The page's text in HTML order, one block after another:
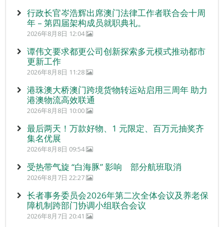
行政长官岑浩辉出席澳门法律工作者联合会十周
年 – 第四届架构成员就职典礼。
2026年8月8日 12:04
谭伟文要求都更公司创新探索多元模式推动都市
更新工作
2026年8月8日 11:28
港珠澳大桥澳门跨境货物转运站启用三周年 助力
港澳物流高效联通
2026年8月8日 10:00
最后两天！万款好物、1 元限定、百万元抽奖齐
集名优展
2026年8月8日 09:54
受热带气旋 “白海豚” 影响 部分航班取消
2026年8月7日 22:27
长者事务委员会2026年第二次全体会议及养老保
障机制跨部门协调小组联合会议
2026年8月7日 20:41